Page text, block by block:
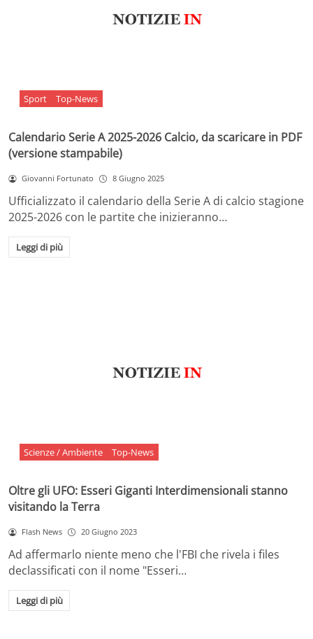
Sport Top-News
Calendario Serie A 2025-2026 Calcio, da scaricare in PDF
(versione stampabile)
Giovanni Fortunato 8 Giugno 2025
Ufficializzato il calendario della Serie A di calcio stagione
2025-2026 con le partite che inizieranno…
Leggi di più
Scienze / Ambiente Top-News
Oltre gli UFO: Esseri Giganti Interdimensionali stanno
visitando la Terra
Flash News 20 Giugno 2023
Ad affermarlo niente meno che l'FBI che rivela i files
declassificati con il nome "Esseri…
Leggi di più